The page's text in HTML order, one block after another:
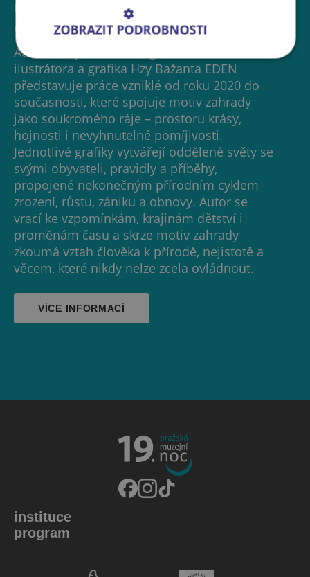
HZA - BAŽANT EDEN
Galerie Hollar
Autorská výstava scénografa, loutkáře,
ilustrátora a grafika Hzy Bažanta EDEN
představuje práce vzniklé od roku 2020 do
současnosti, které spojuje motiv zahrady
jako soukromého ráje – prostoru krásy,
hojnosti i nevyhnutelné pomíjivosti.
Jednotlivé grafiky vytvářejí oddělené světy se
svými obyvateli, pravidly a příběhy,
propojené nekonečným přírodním cyklem
zrození, růstu, zániku a obnovy. Autor se
vrací ke vzpomínkám, krajinám dětství i
proměnám času a skrze motiv zahrady
zkoumá vztah člověka k přírodě, nejistotě a
věcem, které nikdy nelze zcela ovládnout.
VÍCE INFORMACÍ
instituce
program
ZOBRAZIT PODROBNOSTI